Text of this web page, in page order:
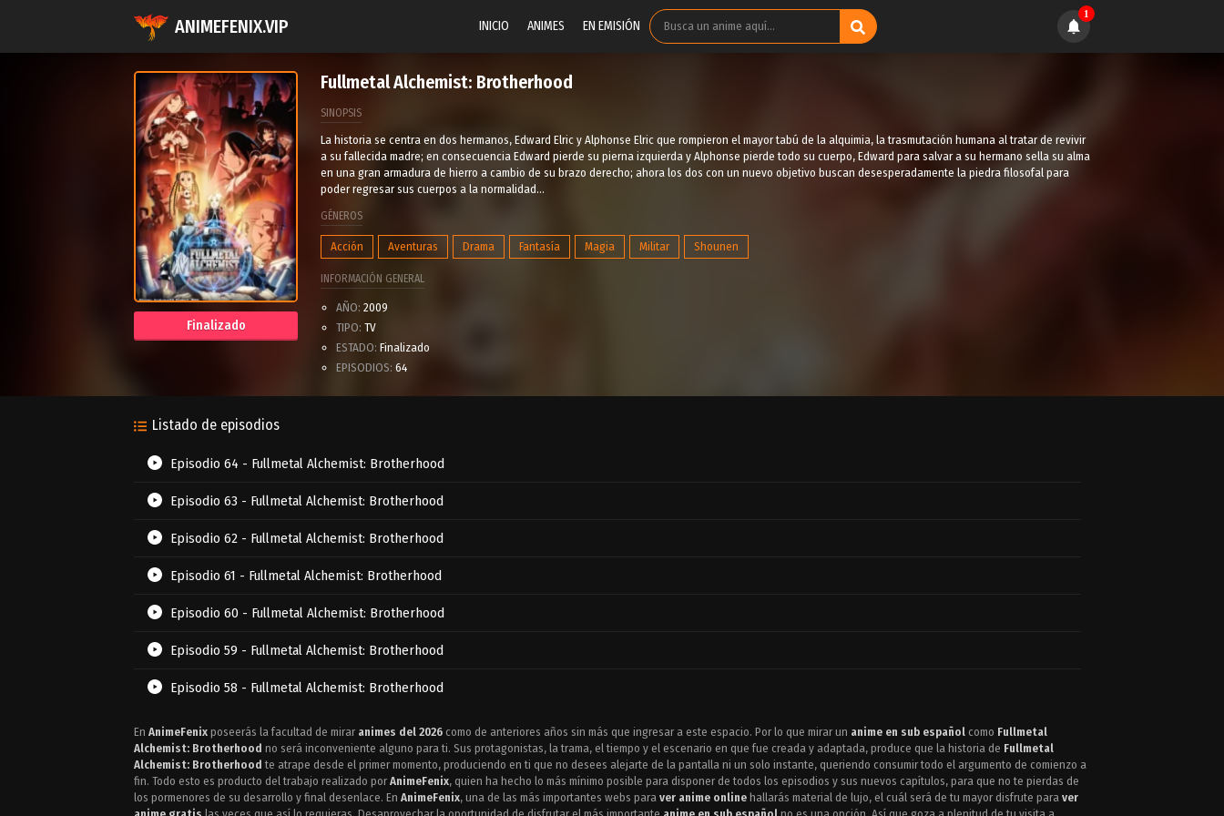
ANIMEFENIX.VIP INICIO ANIMES EN EMISIÓN
1
Finalizado
Fullmetal Alchemist: Brotherhood
SINOPSIS
La historia se centra en dos hermanos, Edward Elric y Alphonse Elric que rompieron el mayor tabú de la alquimia, la trasmutación humana al tratar de revivir
a su fallecida madre; en consecuencia Edward pierde su pierna izquierda y Alphonse pierde todo su cuerpo, Edward para salvar a su hermano sella su alma
en una gran armadura de hierro a cambio de su brazo derecho; ahora los dos con un nuevo objetivo buscan desesperadamente la piedra filosofal para
poder regresar sus cuerpos a la normalidad...
GÉNEROS
Acción Aventuras Drama Fantasía Magia Militar Shounen
INFORMACIÓN GENERAL
AÑO: 2009
TIPO: TV
ESTADO: Finalizado
EPISODIOS: 64
Listado de episodios
Episodio 64 - Fullmetal Alchemist: Brotherhood
Episodio 63 - Fullmetal Alchemist: Brotherhood
Episodio 62 - Fullmetal Alchemist: Brotherhood
Episodio 61 - Fullmetal Alchemist: Brotherhood
Episodio 60 - Fullmetal Alchemist: Brotherhood
Episodio 59 - Fullmetal Alchemist: Brotherhood
Episodio 58 - Fullmetal Alchemist: Brotherhood
Episodio 57 - Fullmetal Alchemist: Brotherhood
Episodio 56 - Fullmetal Alchemist: Brotherhood
Episodio 55 - Fullmetal Alchemist: Brotherhood
En AnimeFenix poseerás la facultad de mirar animes del 2026 como de anteriores años sin más que ingresar a este espacio. Por lo que mirar un anime en sub español como Fullmetal
Alchemist: Brotherhood no será inconveniente alguno para ti. Sus protagonistas, la trama, el tiempo y el escenario en que fue creada y adaptada, produce que la historia de Fullmetal
Alchemist: Brotherhood te atrape desde el primer momento, produciendo en ti que no desees alejarte de la pantalla ni un solo instante, queriendo consumir todo el argumento de comienzo a
fin. Todo esto es producto del trabajo realizado por AnimeFenix, quien ha hecho lo más mínimo posible para disponer de todos los episodios y sus nuevos capítulos, para que no te pierdas de
los pormenores de su desarrollo y final desenlace. En AnimeFenix, una de las más importantes webs para ver anime online hallarás material de lujo, el cuál será de tu mayor disfrute para ver